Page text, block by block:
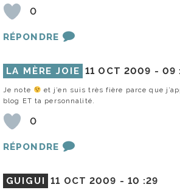
0
RÉPONDRE
LA MÈRE JOIE 11 OCT 2009 - 09
Je note
et j’en suis très fière parce que
blog ET ta personnalité.
0
RÉPONDRE
GUIGUI 11 OCT 2009 - 10 :29